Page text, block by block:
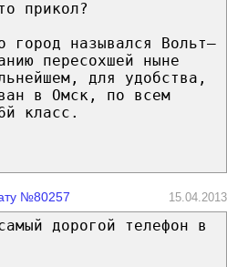
прикол?
назывался Вольт–
пересохшей ныне
для удобства,
в Омск, по всем
класс.
№80257 15.04.2013
дорогой телефон в